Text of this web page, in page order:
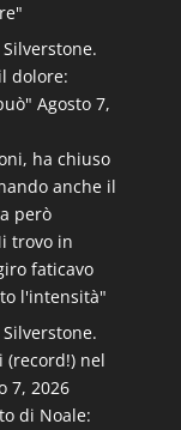
dolore:
Agosto 7,
ha chiuso
anche il
però
trovo in
faticavo
l'intensità"
(record!) nel
7, 2026
di Noale: